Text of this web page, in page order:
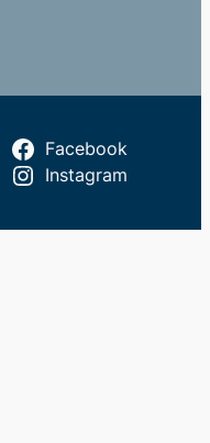
Facebook
Instagram